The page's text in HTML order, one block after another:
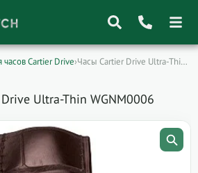
часов Cartier Drive› Часы Cartier Drive Ultra-Thin WGNM0006
Ultra-Thin WGNM0006